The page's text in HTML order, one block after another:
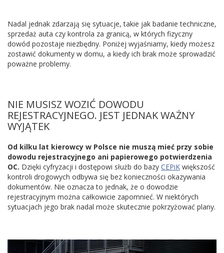
Nadal jednak zdarzają się sytuacje, takie jak badanie techniczne,
sprzedaż auta czy kontrola za granicą, w których fizyczny
dowód pozostaje niezbędny. Poniżej wyjaśniamy, kiedy możesz
zostawić dokumenty w domu, a kiedy ich brak może sprowadzić
poważne problemy.
NIE MUSISZ WOZIĆ DOWODU
REJESTRACYJNEGO. JEST JEDNAK WAŻNY
WYJĄTEK
Od kilku lat kierowcy w Polsce nie muszą mieć przy sobie
dowodu rejestracyjnego ani papierowego potwierdzenia
OC. Dzięki cyfryzacji i dostępowi służb do bazy CEPiK większość
kontroli drogowych odbywa się bez konieczności okazywania
dokumentów. Nie oznacza to jednak, że o dowodzie
rejestracyjnym można całkowicie zapomnieć. W niektórych
sytuacjach jego brak nadal może skutecznie pokrzyżować plany.